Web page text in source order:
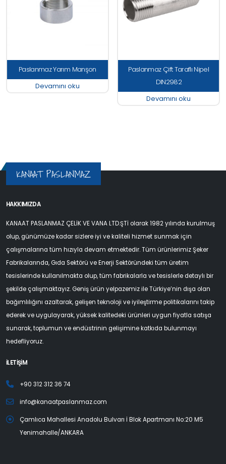
Paslanmaz Yarım Manşon
Devamını oku
Paslanmaz Çift Taraflı Nipel
DIN2982
Devamını oku
KANAAT PASLANMAZ
HAKKIMIZDA
KANAAT PASLANMAZ ÇELİK VE VANA LTD.ŞTİ olarak 1982 yılında kurulmuş
olup, günümüze kadar sizlere iyi ve kaliteli hizmet sunmak için
çalışmalarına tüm hızıyla devam etmektedir. Tüm ürünlerimiz Şeker
Fabrikalarında, Gıda Sektörü ve Enerji Sektöründeki tüm üretim
tesislerinde kullanılmakta olup, tüm fabrikalarla ve tesislerle detaylı bir
şekilde çalışmaktayız. Geniş ürün yelpazemiz ile Türkiye’nin dışa olan
bağımlılığını azaltarak, gelişen teknoloji ve iyileştirme politikalarını takip
ederek ve uygulayarak, yüksek kalitedeki ürünleri uygun fiyatla satışa
sunarak, toplumun ve endüstrinin gelişimine katkıda bulunmayı
hedefliyoruz.
İLETİŞİM
+90 312 312 36 74
info@kanaatpaslanmaz.com
Çamlıca Mahallesi Anadolu Bulvarı İ Blok Apartmanı No:20 M5
Yenimahalle/ANKARA